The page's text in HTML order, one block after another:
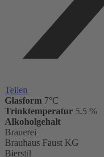
Teilen
Glasform 7°C
Trinktemperatur 5.5 %
Alkoholgehalt
Brauerei
Brauhaus Faust KG
Bierstil